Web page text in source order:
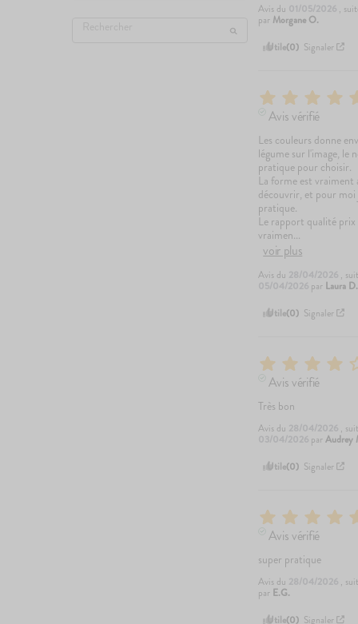
Avis du ,
par Morgane O.
Utile(0) Signaler
Avis vérifié
Les couleurs donne
légume sur l'image, le
pratique pour choisir.
La forme est
découvrir, et pour
pratique.
Le rapport qualité
vraimen...
voir plus
Avis du ,
par Laura D.
Utile(0) Signaler
Avis vérifié
Très bon
Avis du ,
parAudrey
Utile(0) Signaler
Avis vérifié
super pratique
Avis du ,
par E.G.
Utile(0) Signaler